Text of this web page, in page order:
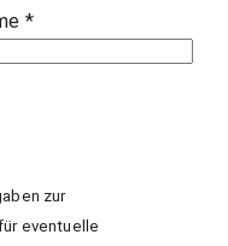
*
zur
eventuelle